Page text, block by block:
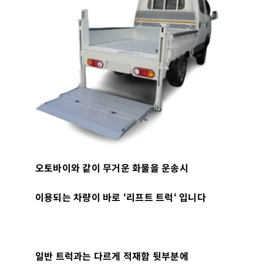
오토바이와 같이 무거운 화물을 운송시
이용되는 차량이 바로 ‘리프트 트럭‘입니다
일반 트럭과는 다르게 적재함 뒷부분에